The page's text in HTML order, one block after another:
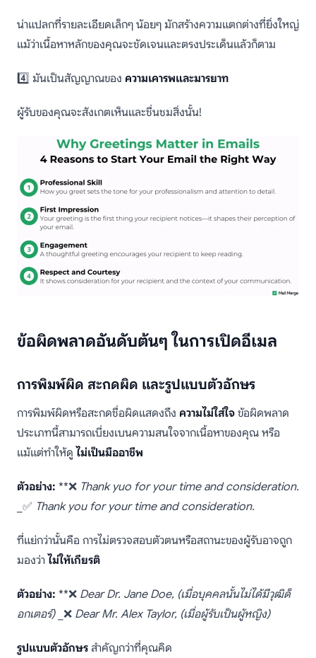
น่าแปลกที่รายละเอียดเล็กๆ น้อยๆ มักสร้างความแตกต่างที่ยิ่งใหญ่
แม้ว่าเนื้อหาหลักของคุณจะชัดเจนและตรงประเด็นแล้วก็ตาม
4️⃣ มันเป็นสัญญาณของ ความเคารพและมารยาท
ผู้รับของคุณจะสังเกตเห็นและชื่นชมสิ่งนั้น!
ข้อผิดพลาดอันดับต้นๆ ในการเปิดอีเมล
การพิมพ์ผิด สะกดผิด และรูปแบบตัวอักษร
การพิมพ์ผิดหรือสะกดชื่อผิดแสดงถึง ความไม่ใส่ใจ ข้อผิดพลาด
ประเภทนี้สามารถเบี่ยงเบนความสนใจจากเนื้อหาของคุณ หรือ
แม้แต่ทำให้ดู ไม่เป็นมืออาชีพ
ตัวอย่าง: **❌ Thank yuo for your time and consideration.
_✅ Thank you for your time and consideration.
ที่แย่กว่านั้นคือ การไม่ตรวจสอบตัวตนหรือสถานะของผู้รับอาจถูก
มองว่า ไม่ให้เกียรติ
ตัวอย่าง: **❌ Dear Dr. Jane Doe, (เมื่อบุคคลนั้นไม่ได้มีวุฒิด็
อกเตอร์)_❌ Dear Mr. Alex Taylor, (เมื่อผู้รับเป็นผู้หญิง)
รูปแบบตัวอักษร สำคัญกว่าที่คุณคิด